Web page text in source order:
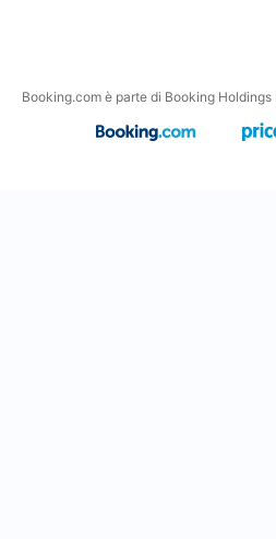
Booking.com è parte di Booking